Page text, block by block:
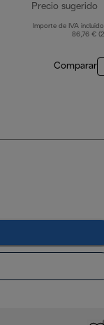
Precio sugerido
Importe de IVA
86,76 €
Comparar